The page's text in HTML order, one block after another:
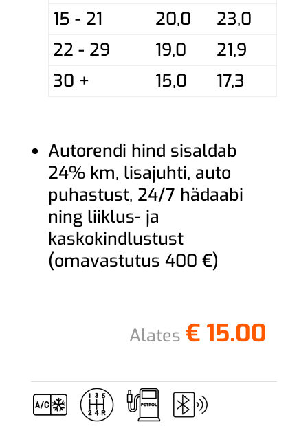
15 - 21
20,0
23,0
22 - 29
19,0
21,9
30 +
15,0 17,3
Autorendi hind sisaldab
24% km, lisajuhti, auto
puhastust, 24/7 hädaabi
ning liiklus- ja
kaskokindlustust
(omavastutus 400 €)
Alates € 15.00